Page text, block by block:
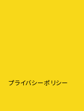
プライバシーポリシー